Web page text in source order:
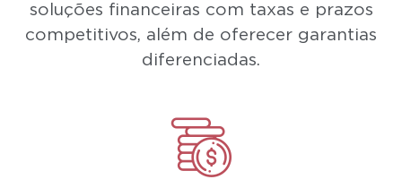
soluções financeiras com taxas e prazos
competitivos, além de oferecer garantias
diferenciadas.